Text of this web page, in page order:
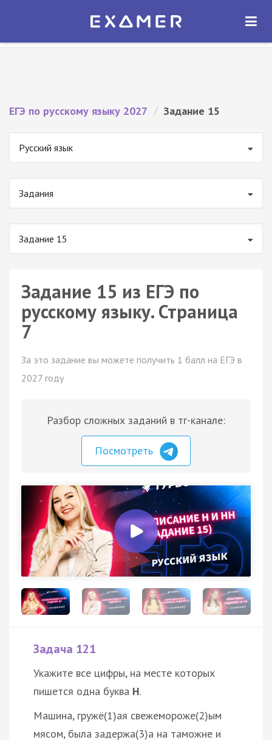
Экзамер — ЕГЭ 2027
ОТКРЫТЬ
ЕГЭ по русскому языку 2027 / Задание 15
Русский язык
Задания
Задание 15
Задание 15 из ЕГЭ по
русскому языку. Страница
7
За это задание вы можете получить 1 балл на ЕГЭ в
2027 году
Разбор сложных заданий в тг-канале:
Посмотреть
Задача 121
Укажите все цифры, на месте которых
пишется одна буква Н.
Машина, гружё(1)ая свежемороже(2)ым
мясом, была задержа(3)а на таможне и